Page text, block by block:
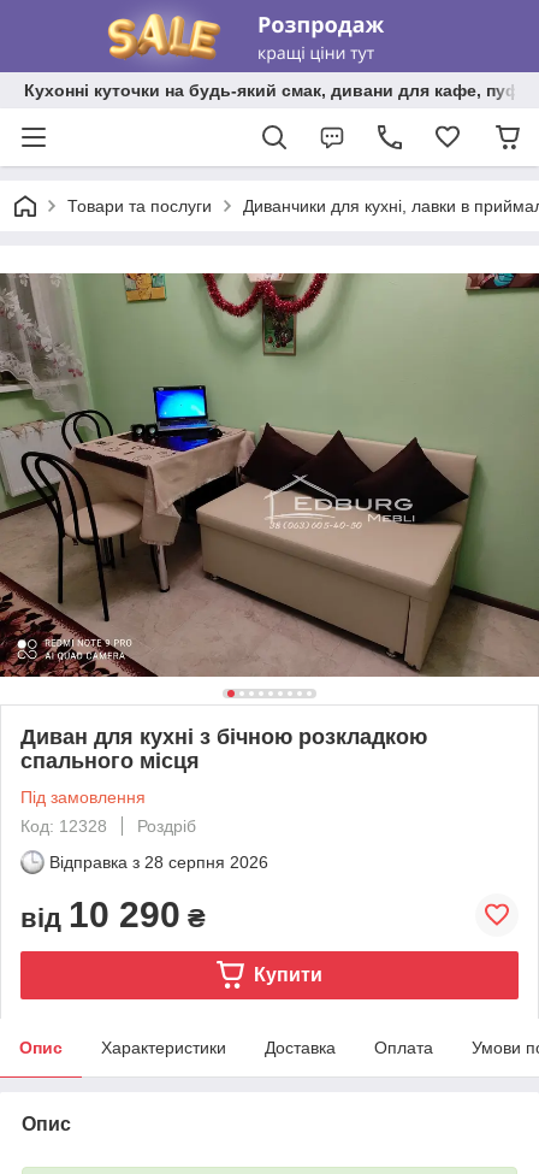
Кухонні куточки на будь-який смак, дивани для кафе,
Товари та послуги Диванчики для кухні, лавки в
Диван для кухні з бічною розкладкою
спального місця
Під замовлення
Код: 12328
Роздріб
Відправка з 28 серпня 2026
від 10 290 ₴
Купити
Опис Характеристики Доставка Оплата Умови
Опис